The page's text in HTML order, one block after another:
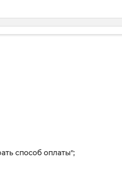
способ оплаты";